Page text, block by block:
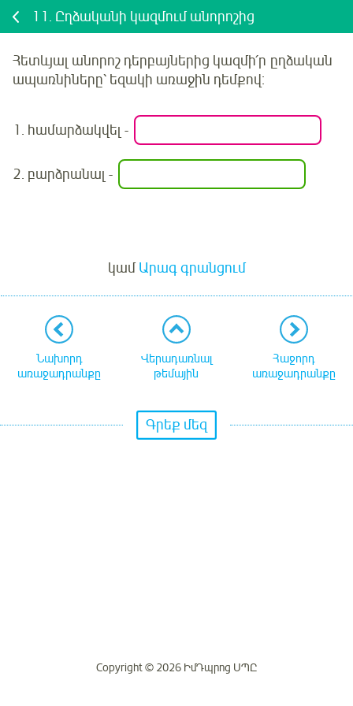
11. Ըղձականի կազմում անորոշից
Հետևյալ անորոշ դերբայներից կազմի՛ր ըղձական
ապառնիները՝ եզակի առաջին դեմքով:
1. համարձակվել -
2. բարձրանալ -
կամԱրագ գրանցում
Նախորդ
առաջադրանքը
Վերադառնալ
թեմային
Հաջորդ
առաջադրանքը
Գրեք մեզ
Copyright © 2026 ԻմԴպրոց ՍՊԸ